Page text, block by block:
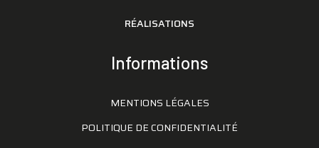
RÉALISATIONS
Informations
MENTIONS LÉGALES
POLITIQUE DE CONFIDENTIALITÉ